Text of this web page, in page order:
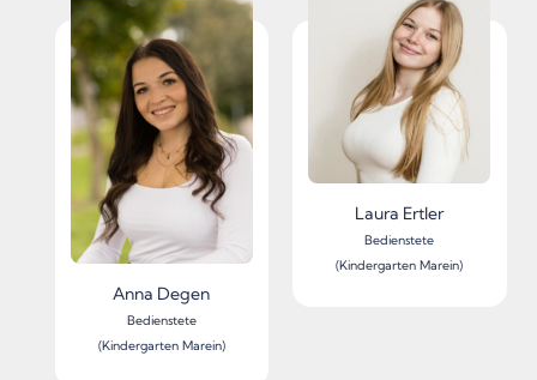
Anna Degen
Bedienstete
(Kindergarten Marein)
Laura Ertler
Bedienstete
(Kindergarten Marein)